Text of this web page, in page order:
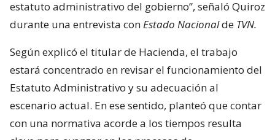
estatuto administrativo del gobierno”, señaló Quiroz
durante una entrevista conEstado Nacionalde TVN.
Según explicó el titular de Hacienda, el trabajo
estará concentrado en revisar el funcionamiento del
Estatuto Administrativo y su adecuación al
escenario actual. En ese sentido, planteó que contar
con una normativa acorde a los tiempos resulta